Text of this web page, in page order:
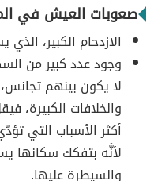
صعوبات العيش في
الازدحام الكبير،
وجود عدد كبير من
لا يكون بينهم
والخلافات الكبيرة،
أكثر الأسباب التي
لأنَّه بتفكك سكانها
والسيطرة عليها.